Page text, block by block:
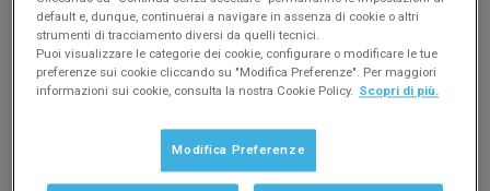
Come integrare Easyfatt a TeamSystem Pay, per ricevere
pagamenti dai clienti (con PayPal, carta di credito/debito
oppure addebito diretto in conto) ed emettere bonifici ai
Vai a pagamenti con TS Pay
Contabilità in Cloud
Come attivare e configurare il modulo Contabilità in Cloud
default e, dunque, continuerai a navigare in assenza di cookie o altri
strumenti di tracciamento diversi da quelli tecnici.
Puoi visualizzare le categorie dei cookie, configurare o modificare le tue
preferenze sui cookie cliccando su "Modifica Preferenze". Per maggiori
informazioni sui cookie, consulta la nostra Cookie Policy. Scopri di più.
Modifica Preferenze